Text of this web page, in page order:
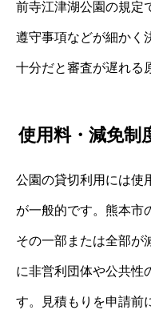
前寺江津湖公園の規定
遵守事項などが細かく
十分だと審査が遅れる
使用料・減免制
公園の貸切利用には使
が一般的です。熊本市
その一部または全部が
に非営利団体や公共性
す。見積もりを申請前